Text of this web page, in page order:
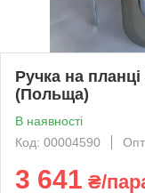
Ручка на
(Польща)
В наявності
Код: 00004590
Опт
3 641 ₴/